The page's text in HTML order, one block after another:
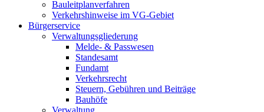
Bauleitplanverfahren
Verkehrshinweise im VG-Gebiet
Bürgerservice
Verwaltungsgliederung
Melde- & Passwesen
Standesamt
Fundamt
Verkehrsrecht
Steuern, Gebühren und Beiträge
Bauhöfe
Verwaltung